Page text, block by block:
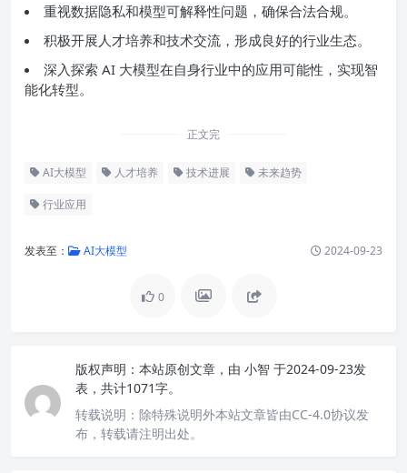
重视数据隐私和模型可解释性问题，确保合法合规。
积极开展人才培养和技术交流，形成良好的行业生态。
深入探索 AI 大模型在自身行业中的应用可能性，实现智
能化转型。
正文完
AI大模型 人才培养 技术进展 未来趋势
行业应用
发表至： AI大模型 2024-09-23
0
版权声明： 本站原创文章，由 小智 于2024-09-23发
表，共计1071字。
转载说明： 除特殊说明外本站文章皆由CC-4.0协议发
布，转载请注明出处。